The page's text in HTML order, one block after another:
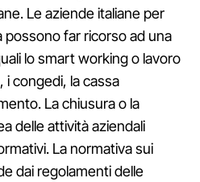
Le aziende italiane per
far ricorso ad una
lo smart working o lavoro
i congedi, la cassa
La chiusura o la
delle attività aziendali
La normativa sui
dai regolamenti delle